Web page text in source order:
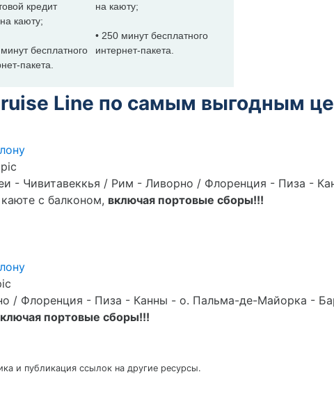
кредит
каюту;
бесплатного
пакета.
на каюту;
• 250 минут бесплатного
интернет-пакета.
Line по самым выгодным
- Чивитавеккья / Рим - Ливорно / Флоренция - Пиза -
с балконом, включая портовые сборы!!!
/ Флоренция - Пиза - Канны - о. Пальма-де-Майорка -
портовые сборы!!!
и публикация ссылок на другие ресурсы.